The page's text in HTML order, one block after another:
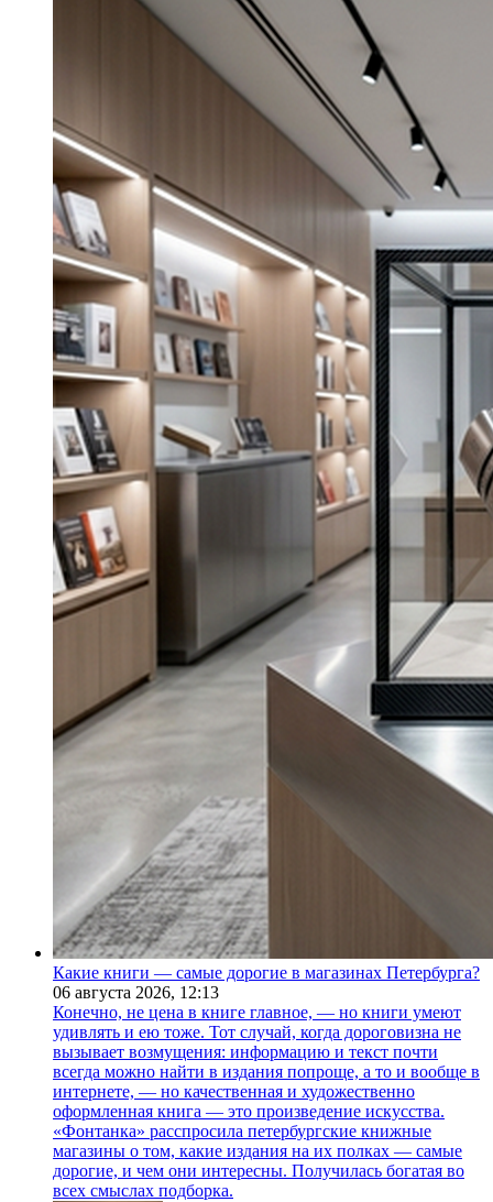
Какие книги — самые дорогие в магазинах Петербурга?
06 августа 2026, 12:13
Конечно, не цена в книге главное, — но книги умеют
удивлять и ею тоже. Тот случай, когда дороговизна не
вызывает возмущения: информацию и текст почти
всегда можно найти в издания попроще, а то и вообще в
интернете, — но качественная и художественно
оформленная книга — это произведение искусства.
«Фонтанка» расспросила петербургские книжные
магазины о том, какие издания на их полках — самые
дорогие, и чем они интересны. Получилась богатая во
всех смыслах подборка.